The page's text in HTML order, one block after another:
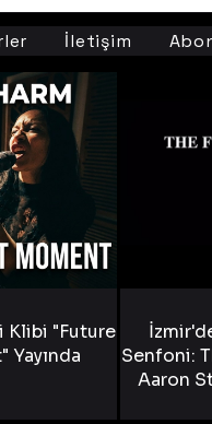
İletişim
Klibi "Future
Yayında
Senfoni:
Aaron